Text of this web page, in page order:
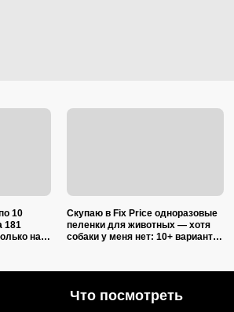
10
181
на
Скупаю в Fix Price одноразовые
пеленки для животных — хотя
собаки у меня нет: 10+ вариантов
Что посмотреть